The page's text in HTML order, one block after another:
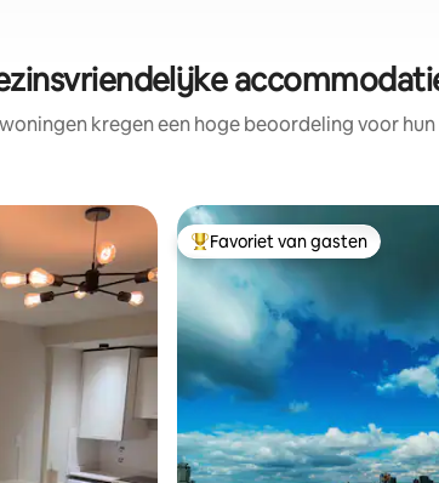
kregen een hoge beoordeling voor
Topfavoriet van gasten
Favoriet van gasten